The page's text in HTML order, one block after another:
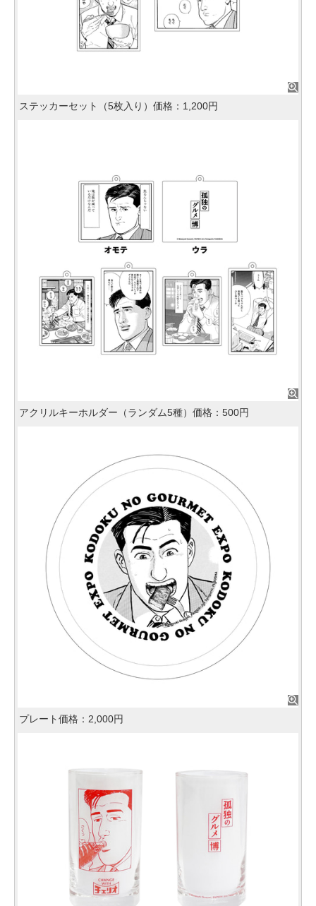
ステッカーセット（5枚入り）価格：1,200円
アクリルキーホルダー（ランダム5種）価格：500円
プレート価格：2,000円